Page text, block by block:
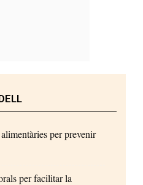
per prevenir
per facilitar la